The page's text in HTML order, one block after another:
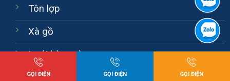
Tôn lợp
Xà gồ
Lưới hàng rào
GỌI ĐIỆN GỌI ĐIỆN GỌI ĐIỆN